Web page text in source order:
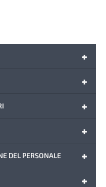
+
+
+
+
+
DEL PERSONALE
+